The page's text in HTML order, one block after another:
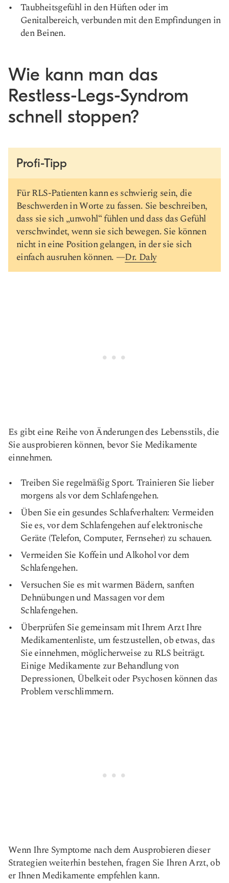
Taubheitsgefühl in den Hüften oder im
Genitalbereich, verbunden mit den Empfindungen in
den Beinen.
Wie kann man das
Restless-Legs-Syndrom
schnell stoppen?
Profi-Tipp
Für RLS-Patienten kann es schwierig sein, die
Beschwerden in Worte zu fassen. Sie beschreiben,
dass sie sich „unwohl“ fühlen und dass das Gefühl
verschwindet, wenn sie sich bewegen. Sie können
nicht in eine Position gelangen, in der sie sich
einfach ausruhen können. —Dr. Daly
Es gibt eine Reihe von Änderungen des Lebensstils, die
Sie ausprobieren können, bevor Sie Medikamente
einnehmen.
Treiben Sie regelmäßig Sport. Trainieren Sie lieber
morgens als vor dem Schlafengehen.
Üben Sie ein gesundes Schlafverhalten: Vermeiden
Sie es, vor dem Schlafengehen auf elektronische
Geräte (Telefon, Computer, Fernseher) zu schauen.
Vermeiden Sie Koffein und Alkohol vor dem
Schlafengehen.
Versuchen Sie es mit warmen Bädern, sanften
Dehnübungen und Massagen vor dem
Schlafengehen.
Überprüfen Sie gemeinsam mit Ihrem Arzt Ihre
Medikamentenliste, um festzustellen, ob etwas, das
Sie einnehmen, möglicherweise zu RLS beiträgt.
Einige Medikamente zur Behandlung von
Depressionen, Übelkeit oder Psychosen können das
Problem verschlimmern.
Wenn Ihre Symptome nach dem Ausprobieren dieser
Strategien weiterhin bestehen, fragen Sie Ihren Arzt, ob
er Ihnen Medikamente empfehlen kann.